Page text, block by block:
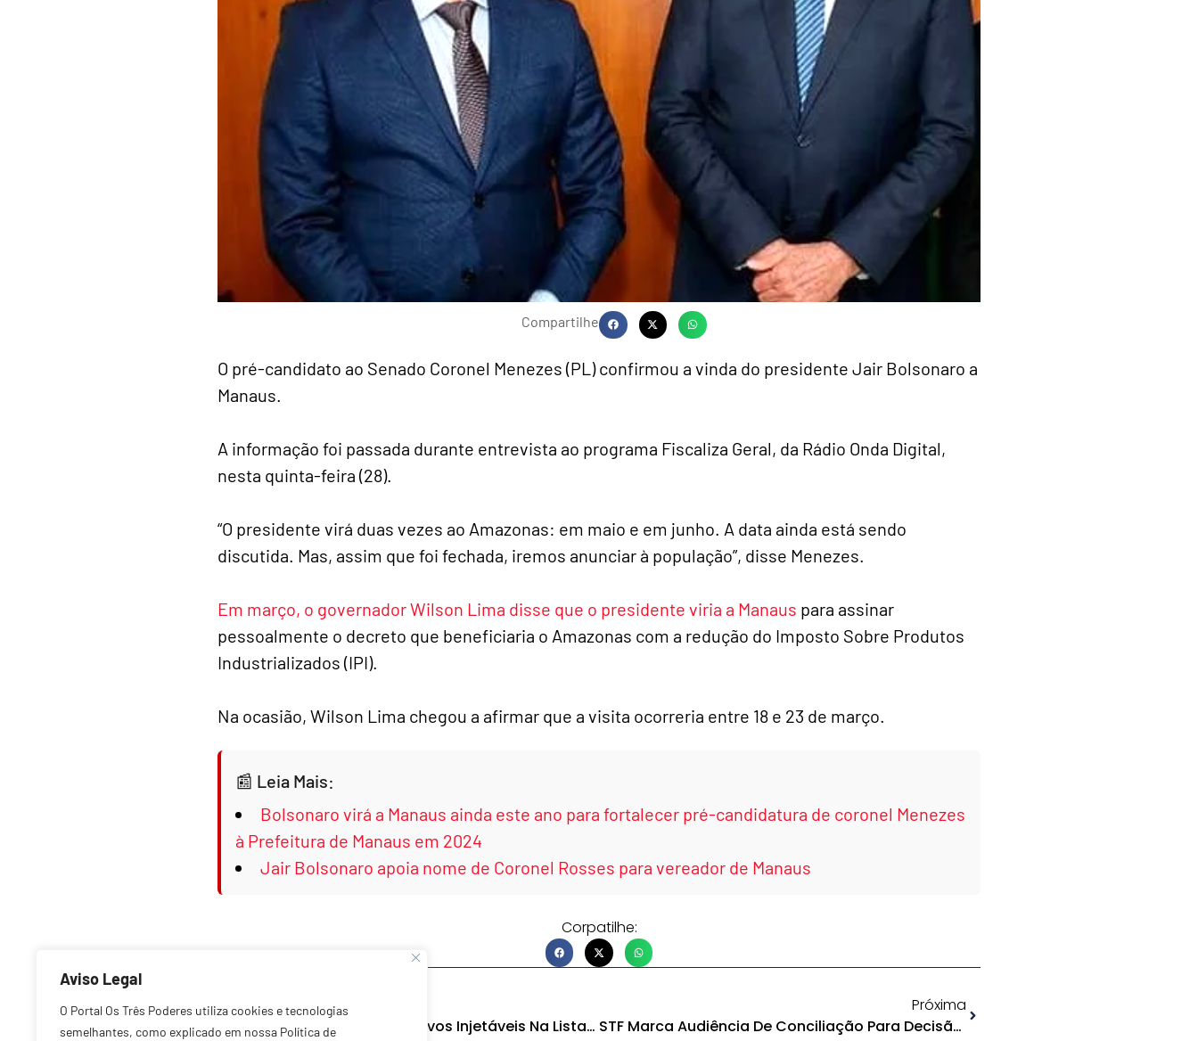
Aviso Legal
O Portal Os Três Poderes utiliza cookies e tecnologias
semelhantes, como explicado em nossa Política de
Compartilhe
O pré-candidato ao Senado Coronel Menezes (PL) confirmou a vinda do presidente Jair Bolsonaro a
Manaus.
A informação foi passada durante entrevista ao programa Fiscaliza Geral, da Rádio Onda Digital,
nesta quinta-feira (28).
“O presidente virá duas vezes ao Amazonas: em maio e em junho. A data ainda está sendo
discutida. Mas, assim que foi fechada, iremos anunciar à população”, disse Menezes.
Em março, o governador Wilson Lima disse que o presidente viria a Manaus para assinar
pessoalmente o decreto que beneficiaria o Amazonas com a redução do Imposto Sobre Produtos
Industrializados (IPI).
Na ocasião, Wilson Lima chegou a afirmar que a visita ocorreria entre 18 e 23 de março.
Leia Mais:
Bolsonaro virá a Manaus ainda este ano para fortalecer pré-candidatura de coronel Menezes
à Prefeitura de Manaus em 2024
Jair Bolsonaro apoia nome de Coronel Rosses para vereador de Manaus
Corpatilhe:
Anterior
Governo Inclui Contraceptivos Injetáveis Na Lista Do SUS
Próxima
STF Marca Audiência De Conciliação Para Decisão Sobre IPI Na ZFM